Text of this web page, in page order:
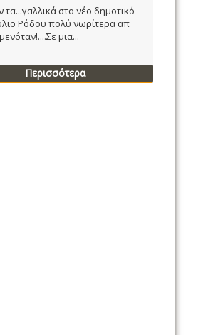
τα...γαλλικά στο νέο δημοτικό
Ρόδου πολύ νωρίτερα απ
μια...
Περισσότερα